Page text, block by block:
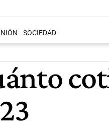
SOCIEDAD